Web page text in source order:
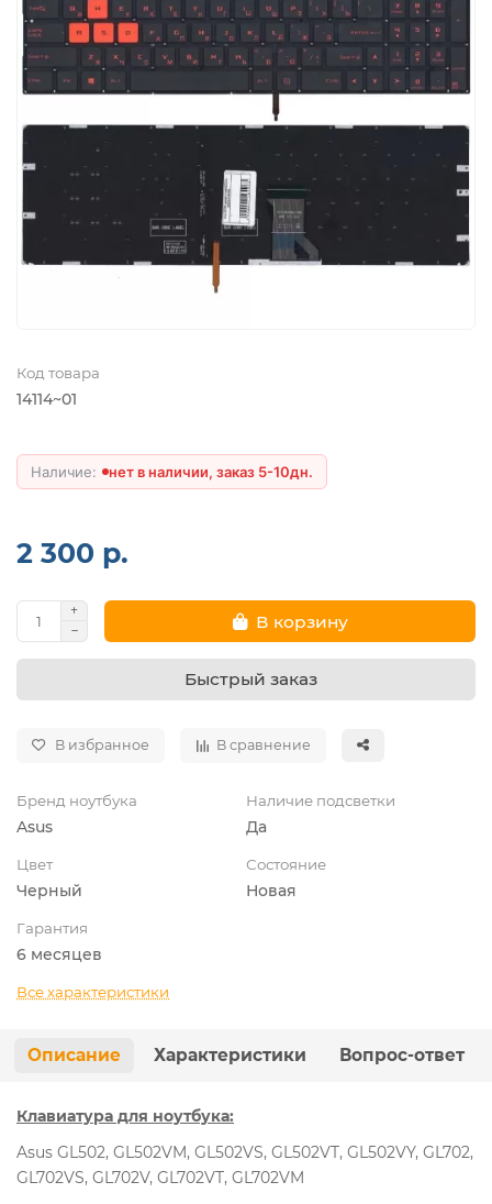
Код товара
14114~01
нет в наличии, заказ 5-10дн.
2 300 р.
В корзину
Быстрый заказ
В избранное В сравнение
Бренд ноутбука
Asus
Наличие подсветки
Да
Цвет
Черный
Состояние
Новая
Гарантия
6 месяцев
Все характеристики
Описание Характеристики Вопрос-ответ
Клавиатура для ноутбука:
Asus GL502, GL502VM, GL502VS, GL502VT, GL502VY, GL702,
GL702VS, GL702V, GL702VT, GL702VM